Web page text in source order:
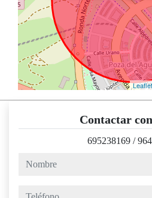
Leaflet
Contactar
695238169 /
nombre
teléfono